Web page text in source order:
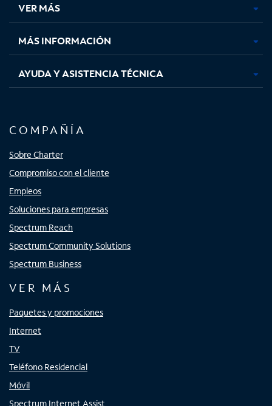
pestaña
nueva
pestaña
nueva
pestaña
nuevanueva
VER MÁS
MÁS INFORMACIÓN
AYUDA Y ASISTENCIA TÉCNICA
COMPAÑÍA
Sobre Charter
Compromiso con el cliente
Empleos
Soluciones para empresas
Spectrum Reach
Spectrum Community Solutions
Spectrum Business
VER MÁS
Paquetes y promociones
Internet
TV
Teléfono Residencial
Móvil
Spectrum Internet Assist